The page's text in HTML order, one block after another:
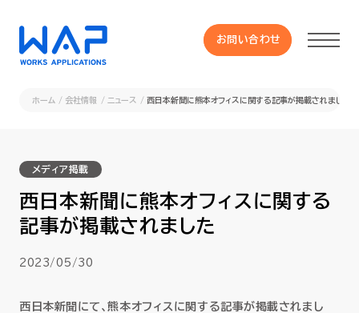
お問い合わせ
HUE 機能一覧
サービス
ホーム 会社情報 ニュース 西日本新聞に熊本オフィスに関する記事が掲載されました
メディア掲載
西日本新聞に熊本オフィスに関する
記事が掲載されました
2023/05/30
西日本新聞にて、熊本オフィスに関する記事が掲載されまし
お問い合わせ